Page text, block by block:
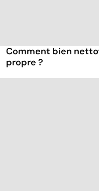
Comment bien
propre ?